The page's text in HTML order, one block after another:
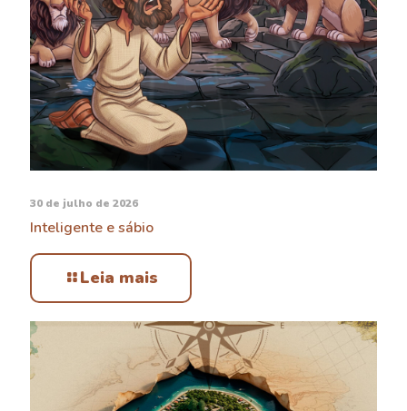
30 de julho de 2026
Inteligente e sábio
Leia mais